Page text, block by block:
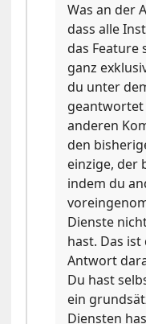
Was an der
dass alle
das Feature
ganz
du unter
geantwortet
anderen
den
einzige, der
indem du
Dienste
hast. Das
Antwort
Du hast
ein
Diensten